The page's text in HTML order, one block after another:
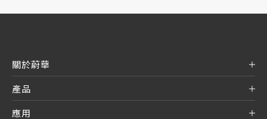
關於蔚華
產品
應用